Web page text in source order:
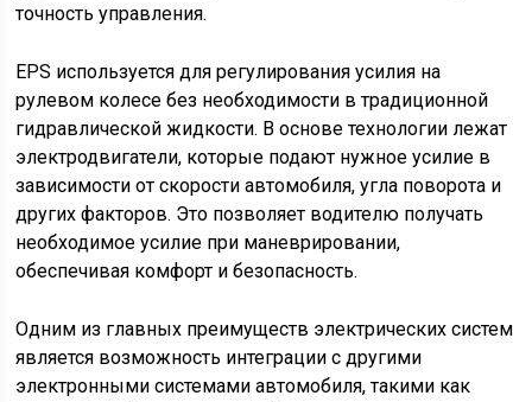
точность управления.
EPS используется для регулирования усилия на
рулевом колесе без необходимости в традиционной
гидравлической жидкости. В основе технологии лежат
электродвигатели, которые подают нужное усилие в
зависимости от скорости автомобиля, угла поворота и
других факторов. Это позволяет водителю получать
необходимое усилие при маневрировании,
обеспечивая комфорт и безопасность.
Одним из главных преимуществ электрических систем
является возможность интеграции с другими
электронными системами автомобиля, такими как